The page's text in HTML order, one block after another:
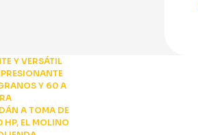
Y VERSÁTIL
Y 60 A
A TOMA DE
HP, EL MOLINO